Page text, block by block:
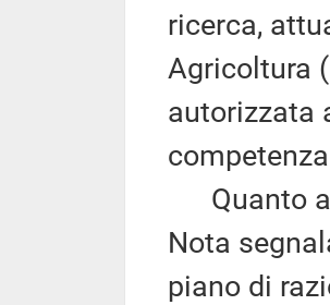
ricerca,
Agricoltura
autorizzata
Quanto al
Nota
piano di